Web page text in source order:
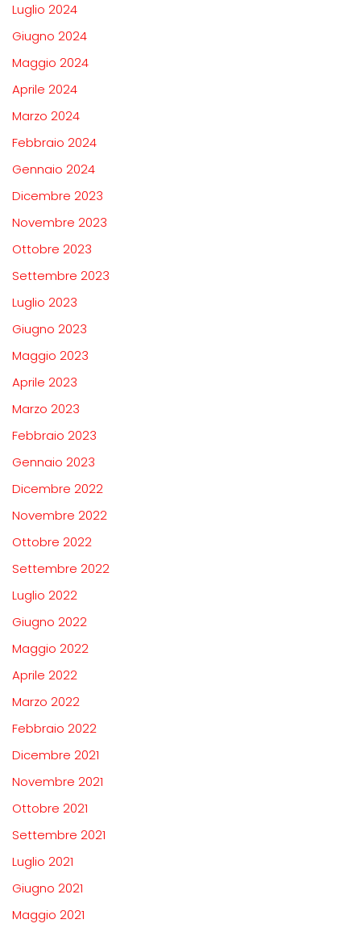
Luglio 2024
Giugno 2024
Maggio 2024
Aprile 2024
Marzo 2024
Febbraio 2024
Gennaio 2024
Dicembre 2023
Novembre 2023
Ottobre 2023
Settembre 2023
Luglio 2023
Giugno 2023
Maggio 2023
Aprile 2023
Marzo 2023
Febbraio 2023
Gennaio 2023
Dicembre 2022
Novembre 2022
Ottobre 2022
Settembre 2022
Luglio 2022
Giugno 2022
Maggio 2022
Aprile 2022
Marzo 2022
Febbraio 2022
Dicembre 2021
Novembre 2021
Ottobre 2021
Settembre 2021
Luglio 2021
Giugno 2021
Maggio 2021